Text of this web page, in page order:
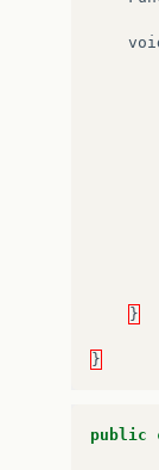
}
}
public